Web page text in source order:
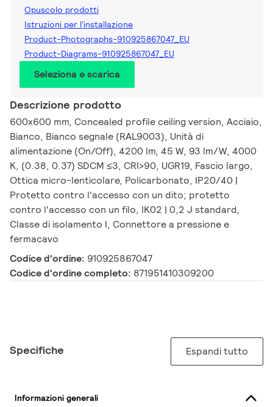
Opuscolo prodotti
Istruzioni per l'installazione
Product-Photographs-910925867047_EU
Product-Diagrams-910925867047_EU
Seleziona e scarica
Descrizione prodotto
600x600 mm, Concealed profile ceiling version, Acciaio,
Bianco, Bianco segnale (RAL9003), Unità di
alimentazione (On/Off), 4200 lm, 45 W, 93 lm/W, 4000
K, (0.38, 0.37) SDCM ≤3, CRI>90, UGR19, Fascio largo,
Ottica micro-lenticolare, Policarbonato, IP20/40 |
Protetto contro l'accesso con un dito; protetto
contro l'accesso con un filo, IK02 | 0,2 J standard,
Classe di isolamento I, Connettore a pressione e
fermacavo
Codice d'ordine: 910925867047
Codice d'ordine completo: 871951410309200
Specifiche Espandi tutto
Informazioni generali